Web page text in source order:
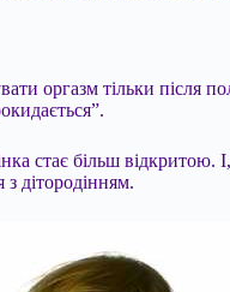
оргазм тільки після
стає більш відкритою.
з дітородінням.